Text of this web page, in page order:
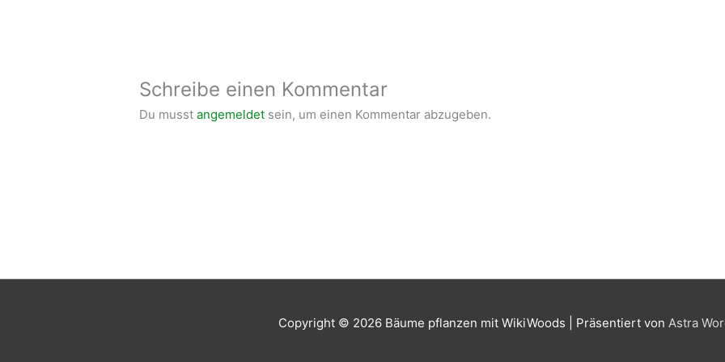
Schreibe einen Kommentar
Du musstangemeldet sein, um einen Kommentar abzugeben.
Copyright © 2026 Bäume pflanzen mit WikiWoods | Präsentiert von Astra